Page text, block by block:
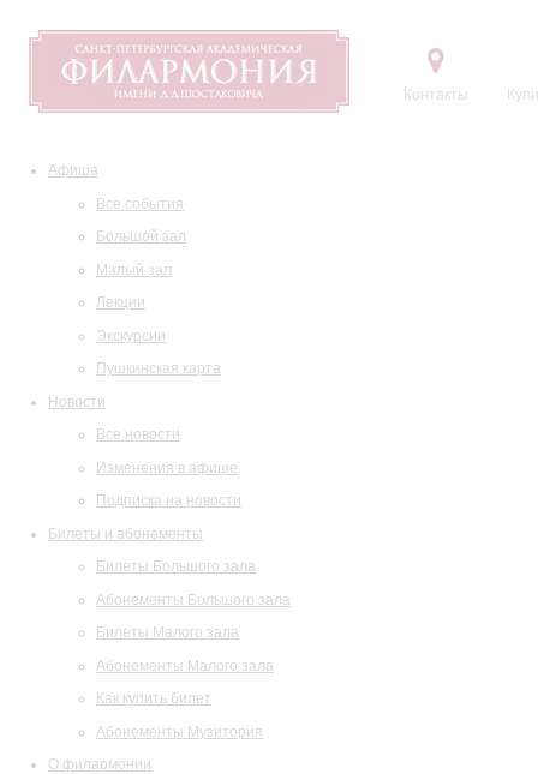
Контакты
Афиша
Все события
Большой зал
Малый зал
Лекции
Экскурсии
Пушкинская карта
Новости
Все новости
Изменения в афише
Подписка на новости
Билеты и абонементы
Билеты Большого зала
Абонементы Большого зала
Билеты Малого зала
Абонементы Малого зала
Как купить билет
Абонементы Музитория
О филармонии